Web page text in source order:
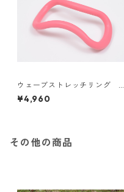
ウェーブストレッチリング
ソフトタイプ ピーチ 使用
動画特典付き
¥4,960
その他の商品